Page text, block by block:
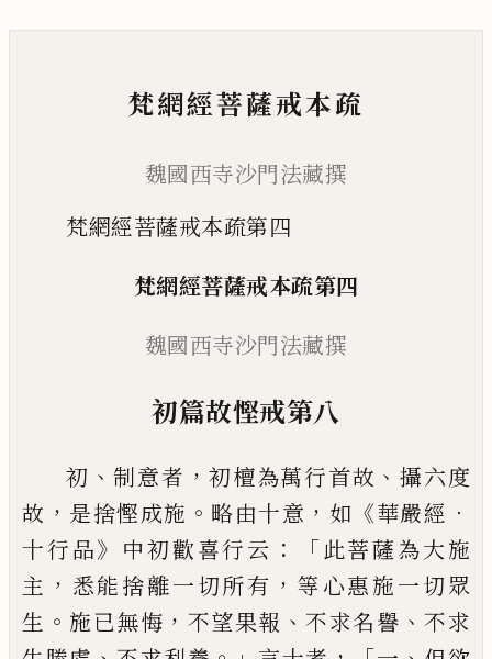
梵網經菩薩戒本疏
魏國西寺沙門法藏撰
梵網經菩薩戒本疏第四
梵網經菩薩戒本疏第四
魏國西寺沙門法藏撰
初篇故慳戒第八
初 、制意者 ，初檀為萬行首故 、攝六度
故 ， 是捨慳成施 。 略由十意 ， 如 《華嚴經 ．
十行品》 中初歡喜行云 ：「此菩薩為大施
主 ， 悉能捨離一切所有 ， 等心惠施一切眾
生 。 施已無悔 ， 不望果報 、不求名譽 、不求